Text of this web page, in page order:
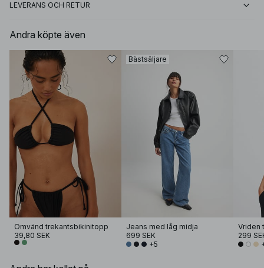
LEVERANS OCH RETUR
Andra köpte även
Omvänd trekantsbikinitopp
39,80 SEK
Bästsäljare
Jeans med låg midja
699 SEK
+5
Vriden
299